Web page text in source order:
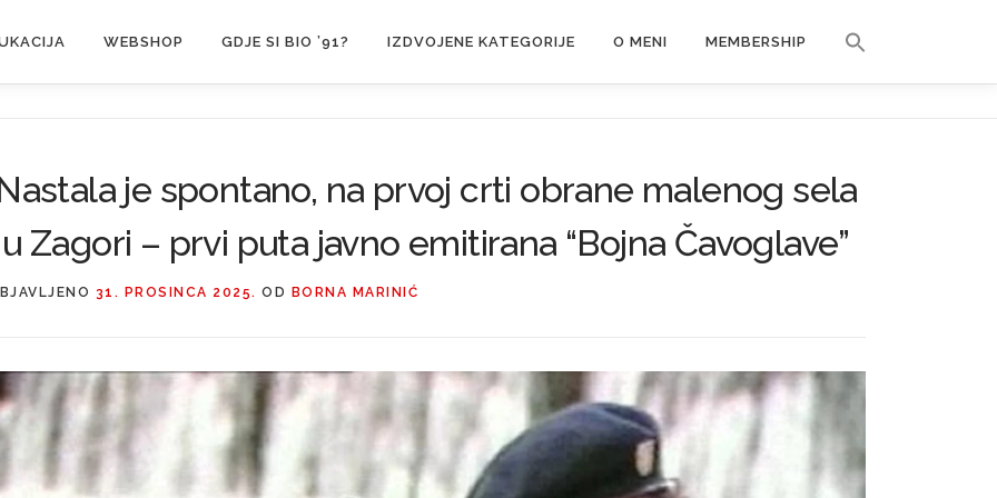
WEBSHOP GDJE SI BIO ’91? IZDVOJENE KATEGORIJE O MENI MEMBERSHIP
je spontano, na prvoj crti obrane malenog sela
u Zagori – prvi puta javno emitirana “Bojna Čavoglave”
31. PROSINCA 2025. OD BORNA MARINIĆ